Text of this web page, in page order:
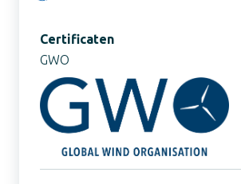
Certificaten
GWO